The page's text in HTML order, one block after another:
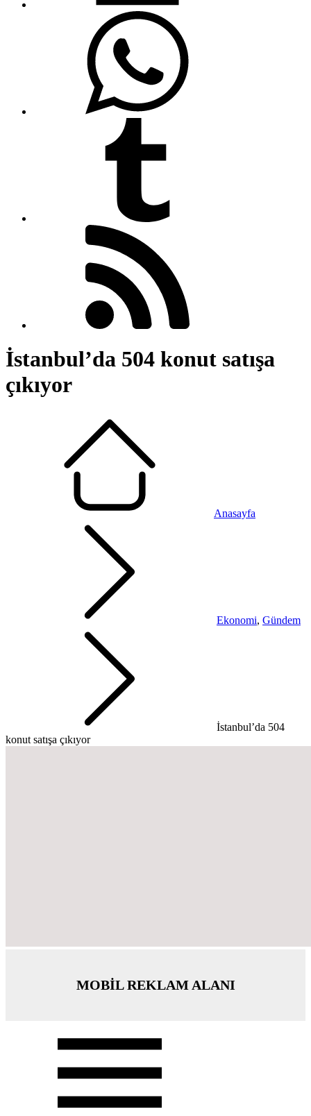
İstanbul’da 504 konut satışa
çıkıyor
Anasayfa
Ekonomi, Gündem
İstanbul’da 504
konut satışa çıkıyor
MOBİL REKLAM ALANI